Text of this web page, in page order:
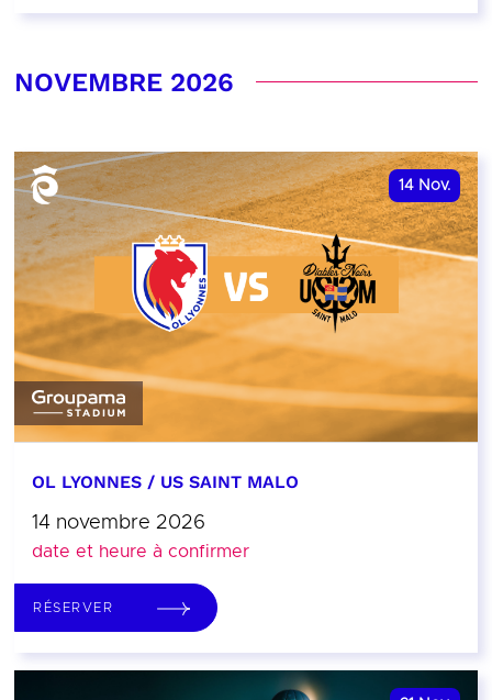
NOVEMBRE 2026
14 Nov.
OL LYONNES / US SAINT MALO
14 novembre 2026
date et heure à confirmer
RÉSERVER